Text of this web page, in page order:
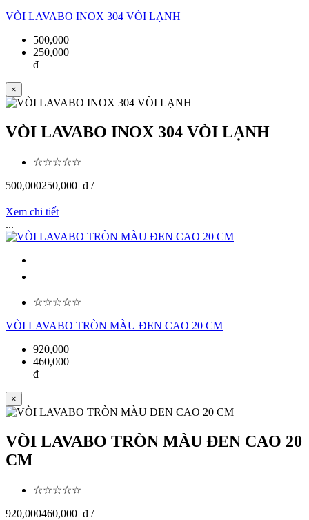
VÒI LAVABO INOX 304 VÒI LẠNH
500,000
250,000
đ
×
VÒI LAVABO INOX 304 VÒI LẠNH
☆☆☆☆☆
500,000250,000 đ /
Xem chi tiết
...
☆☆☆☆☆
VÒI LAVABO TRÒN MÀU ĐEN CAO 20 CM
920,000
460,000
đ
×
VÒI LAVABO TRÒN MÀU ĐEN CAO 20
CM
☆☆☆☆☆
920,000460,000 đ /